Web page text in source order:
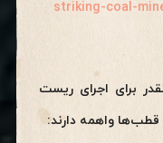
striking-coal-
برای اجرای ریست
قطب‌ها واهمه دارند: